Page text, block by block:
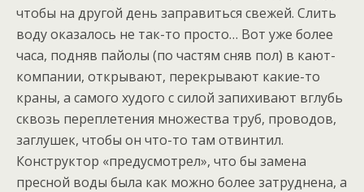
чтобы на другой день заправиться свежей. Слить
воду оказалось не так-то просто… Вот уже более
часа, подняв пайолы (по частям сняв пол) в кают-
компании, открывают, перекрывают какие-то
краны, а самого худого с силой запихивают вглубь
сквозь переплетения множества труб, проводов,
заглушек, чтобы он что-то там отвинтил.
Конструктор «предусмотрел», что бы замена
пресной воды была как можно более затруднена, а